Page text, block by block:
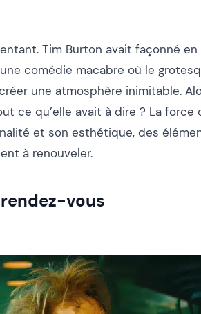
Tim Burton avait façonné en
comédie macabre où le
une atmosphère inimitable.
ce qu’elle avait à dire ? La force
et son esthétique, des
à renouveler.
vous